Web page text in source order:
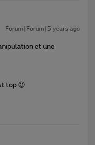
Forum|Forum|5 years ago
et une
top 😉